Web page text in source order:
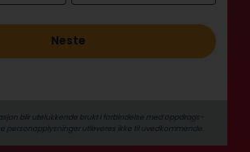
Neste
blir utelukkende brukt i forbindelse med oppdrags­
person­­opplysninger utleveres ikke til uvedkommende.